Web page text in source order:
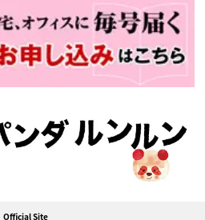
Official Site